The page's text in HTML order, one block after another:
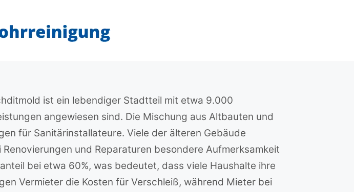
ist ein lebendiger Stadtteil mit etwa 9.000
angewiesen sind. Die Mischung aus Altbauten und
für Sanitärinstallateure. Viele der älteren Gebäude
und Reparaturen besondere Aufmerksamkeit
bei etwa 60%, was bedeutet, dass viele Haushalte ihre
Vermieter die Kosten für Verschleiß, während Mieter bei